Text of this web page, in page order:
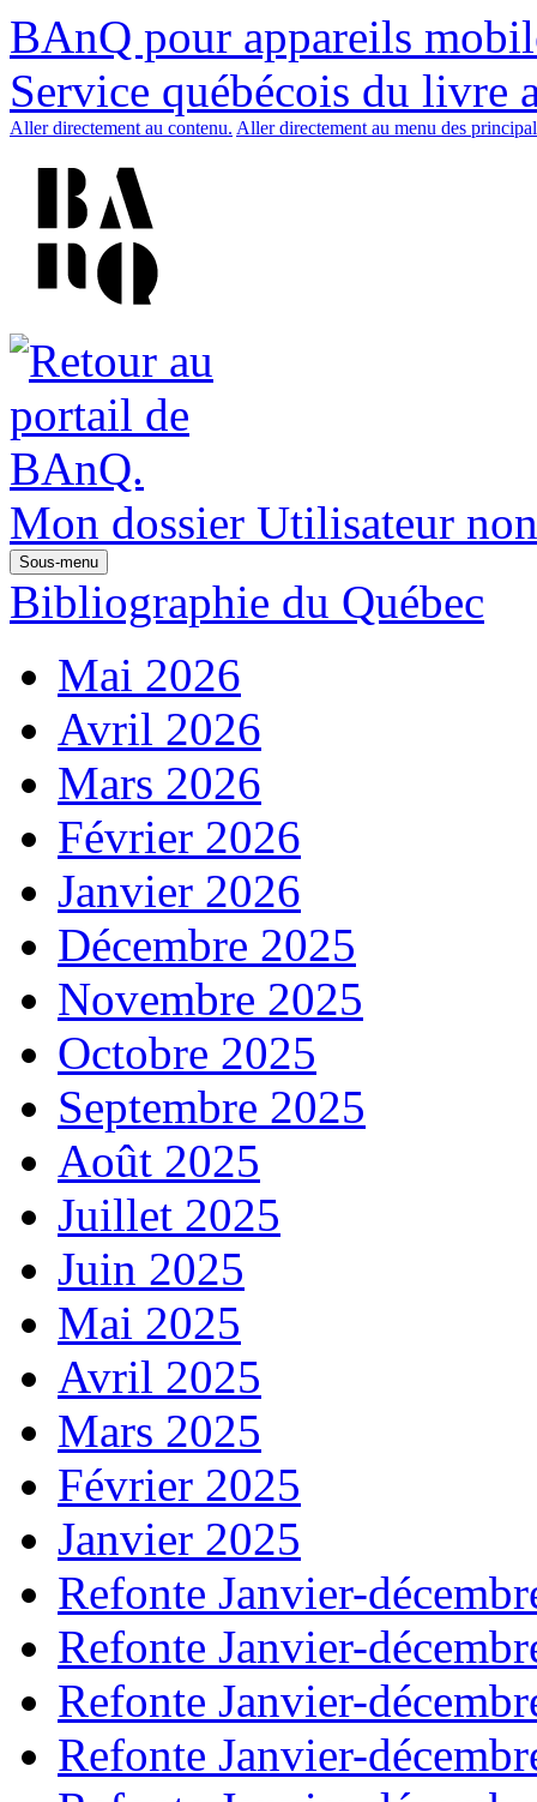
BAnQ pour appareils
Service québécois du livre
Aller directement au contenu. Aller directement au menu des
Mon dossier Utilisateur
Sous-menu
Bibliographie du Québec
Mai 2026
Avril 2026
Mars 2026
Février 2026
Janvier 2026
Décembre 2025
Novembre 2025
Octobre 2025
Septembre 2025
Août 2025
Juillet 2025
Juin 2025
Mai 2025
Avril 2025
Mars 2025
Février 2025
Janvier 2025
Refonte Janvier-
Refonte Janvier-
Refonte Janvier-
Refonte Janvier-